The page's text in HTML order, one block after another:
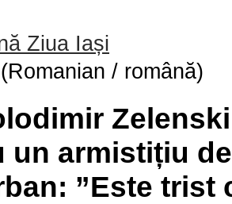
Ziua Iași
/ română)
un armistițiu
”Este trist